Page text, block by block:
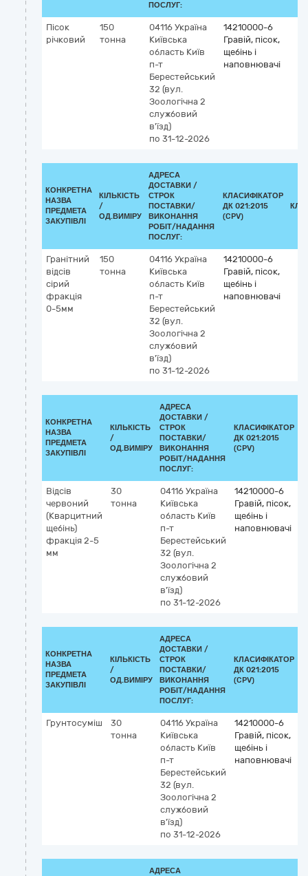
ПОСЛУГ:
Пісок
річковий
150
тонна
04116 Україна
Київська
область Київ
п-т
Берестейський
32 (вул.
Зоологічна 2
службовий
в'їзд)
по 31-12-2026
14210000-6
Гравій, пісок,
щебінь і
наповнювачі
КОНКРЕТНА
НАЗВА
ПРЕДМЕТА
ЗАКУПІВЛІ
КІЛЬКІСТЬ
/
ОД.ВИМІРУ
АДРЕСА
ДОСТАВКИ /
СТРОК
ПОСТАВКИ/
ВИКОНАННЯ
РОБІТ/НАДАННЯ
ПОСЛУГ:
КЛАСИФІКАТОР
ДК 021:2015
(CPV)
Гранітний
відсів
сірий
фракція
0-5мм
150
тонна
04116 Україна
Київська
область Київ
п-т
Берестейський
32 (вул.
Зоологічна 2
службовий
в'їзд)
по 31-12-2026
14210000-6
Гравій, пісок,
щебінь і
наповнювачі
КОНКРЕТНА
НАЗВА
ПРЕДМЕТА
ЗАКУПІВЛІ
КІЛЬКІСТЬ
/
ОД.ВИМІРУ
АДРЕСА
ДОСТАВКИ /
СТРОК
ПОСТАВКИ/
ВИКОНАННЯ
РОБІТ/НАДАННЯ
ПОСЛУГ:
КЛАСИФІКАТОР
ДК 021:2015
(CPV)
Відсів
червоний
(Кварцитний
щебінь)
фракція 2-5
мм
30
тонна
04116 Україна
Київська
область Київ
п-т
Берестейський
32 (вул.
Зоологічна 2
службовий
в'їзд)
по 31-12-2026
14210000-6
Гравій, пісок,
щебінь і
наповнювачі
КОНКРЕТНА
НАЗВА
ПРЕДМЕТА
ЗАКУПІВЛІ
КІЛЬКІСТЬ
/
ОД.ВИМІРУ
АДРЕСА
ДОСТАВКИ /
СТРОК
ПОСТАВКИ/
ВИКОНАННЯ
РОБІТ/НАДАННЯ
ПОСЛУГ:
КЛАСИФІКАТОР
ДК 021:2015
(CPV)
Грунтосуміш
30
тонна
04116 Україна
Київська
область Київ
п-т
Берестейський
32 (вул.
Зоологічна 2
службовий
в'їзд)
по 31-12-2026
14210000-6
Гравій, пісок,
щебінь і
наповнювачі
АДРЕСА